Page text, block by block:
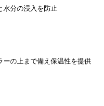
水分の浸入を防止
ーの上まで備え保温性を提供